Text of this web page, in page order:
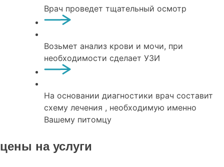
Врач проведет тщательный осмотр
Возьмет анализ крови и мочи, при
необходимости сделает УЗИ
На основании диагностики врач составит
схему лечения , необходимую именно
Вашему питомцу
цены на услуги